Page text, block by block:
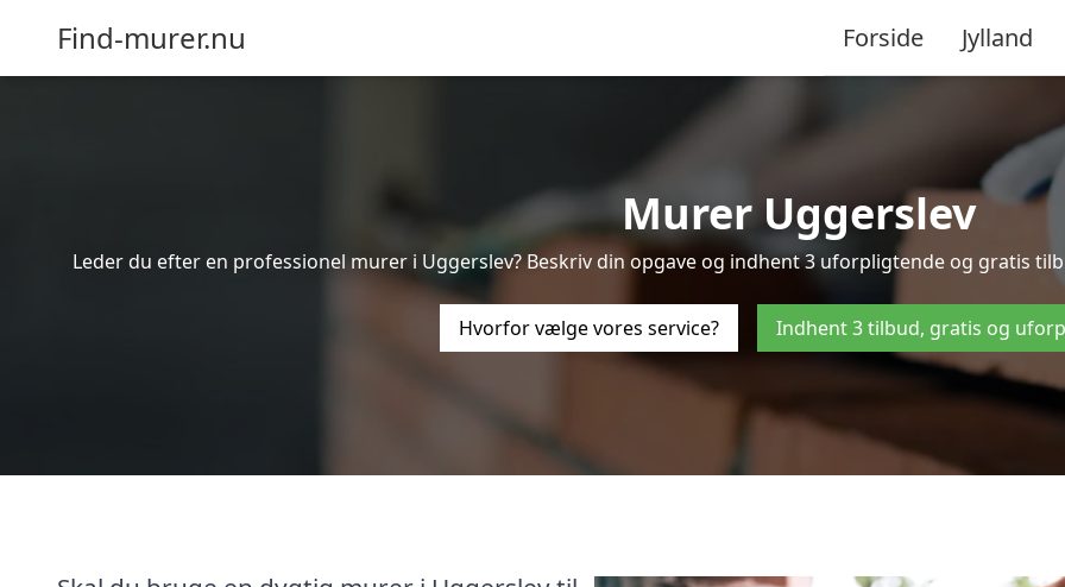
Find-murer.nu Forside Jylland
Murer Uggerslev
Leder du efter en professionel murer i Uggerslev? Beskriv din opgave og indhent 3 uforpligtende og gratis
Hvorfor vælge vores service? Indhent 3 tilbud, gratis og